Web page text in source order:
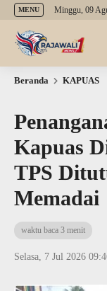
MENU Minggu, 09
Beranda KAPUAS
Kapuas
TPS
Memadai
waktu baca 3 menit
Selasa, 7 Jul 2026